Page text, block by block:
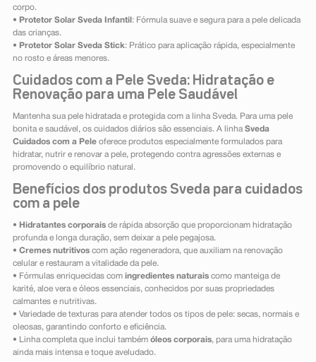
corpo.
• Protetor Solar Sveda Infantil : Fórmula suave e segura para a pele delicada
das crianças.
• Protetor Solar Sveda Stick: Prático para aplicação rápida, especialmente
no rosto e áreas menores.
Cuidados com a Pele Sveda: Hidratação e
Renovação para uma Pele Saudável
Mantenha sua pele hidratada e protegida com a linha Sveda. Para uma pele
bonita e saudável, os cuidados diários são essenciais. A linha Sveda
Cuidados com a Peleoferece produtos especialmente formulados para
hidratar, nutrir e renovar a pele, protegendo contra agressões externas e
promovendo o equilíbrio natural.
Benefícios dos produtos Sveda para cuidados
com a pele
• Hidratantes corporaisde rápida absorção que proporcionam hidratação
profunda e longa duração, sem deixar a pele pegajosa.
• Cremes nutritivoscom ação regeneradora, que auxiliam na renovação
celular e restauram a vitalidade da pele.
• Fórmulas enriquecidas com ingredientes naturaiscomo manteiga de
karité, aloe vera e óleos essenciais, conhecidos por suas propriedades
calmantes e nutritivas.
• Variedade de texturas para atender todos os tipos de pele: secas, normais e
oleosas, garantindo conforto e eficiência.
• Linha completa que inclui também óleos corporais, para uma hidratação
ainda mais intensa e toque aveludado.